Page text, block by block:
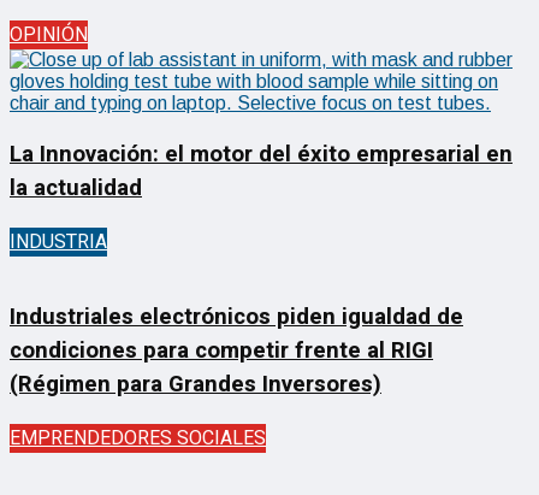
OPINIÓN
La Innovación: el motor del éxito empresarial en
la actualidad
INDUSTRIA
Industriales electrónicos piden igualdad de
condiciones para competir frente al RIGI
(Régimen para Grandes Inversores)
EMPRENDEDORES SOCIALES